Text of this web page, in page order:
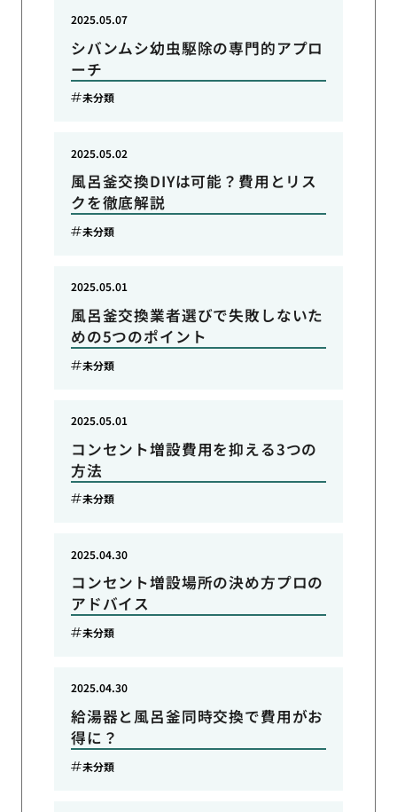
シバンムシ幼虫駆除の専門的アプロ
ーチ
2025.05.07
未分類
風呂釜交換DIYは可能？費用とリス
クを徹底解説
2025.05.02
未分類
風呂釜交換業者選びで失敗しないた
めの5つのポイント
2025.05.01
未分類
コンセント増設費用を抑える3つの
方法
2025.05.01
未分類
コンセント増設場所の決め方プロの
アドバイス
2025.04.30
未分類
給湯器と風呂釜同時交換で費用がお
得に？
2025.04.30
未分類